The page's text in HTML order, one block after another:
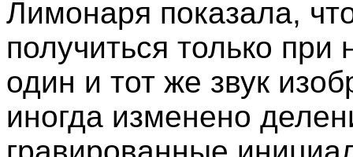
Лимонаря показала,
получиться только
один и тот же звук
иногда изменено